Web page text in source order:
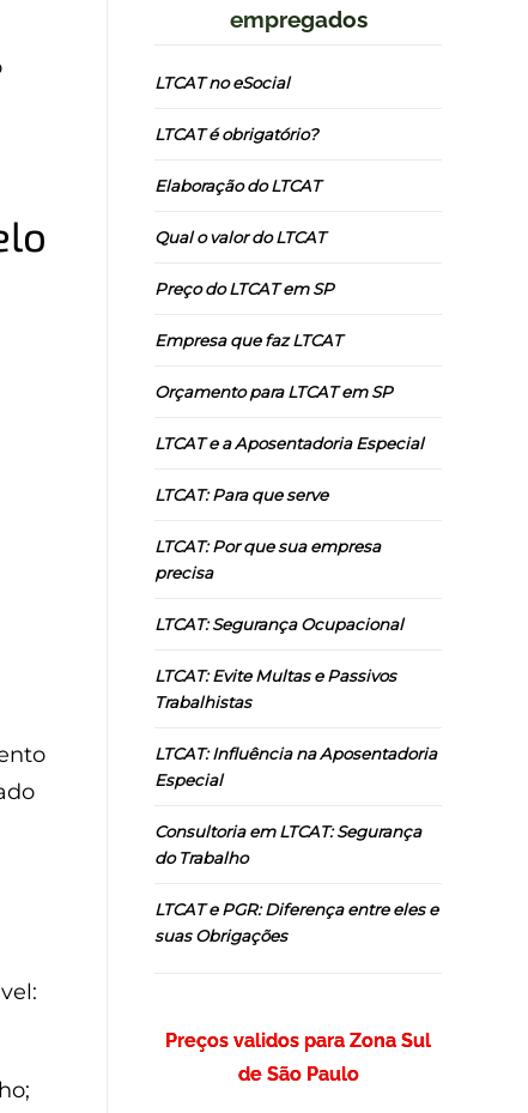
empregados
LTCAT no eSocial
LTCAT é obrigatório?
Elaboração do LTCAT
Qual o valor do LTCAT
Preço do LTCAT em SP
Empresa que faz LTCAT
Orçamento para LTCAT em SP
LTCAT e a Aposentadoria Especial
LTCAT: Para que serve
LTCAT: Por que sua empresa
precisa
LTCAT: Segurança Ocupacional
LTCAT: Evite Multas e Passivos
Trabalhistas
LTCAT: Influência na Aposentadoria
Especial
Consultoria em LTCAT: Segurança
do Trabalho
LTCAT e PGR: Diferença entre eles e
suas Obrigações
Preços validos para Zona Sul
de São Paulo